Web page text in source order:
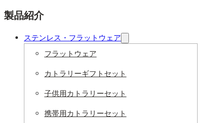
製品紹介
ステンレス・フラットウェア
フラットウェア
カトラリーギフトセット
子供用カトラリーセット
携帯用カトラリーセット